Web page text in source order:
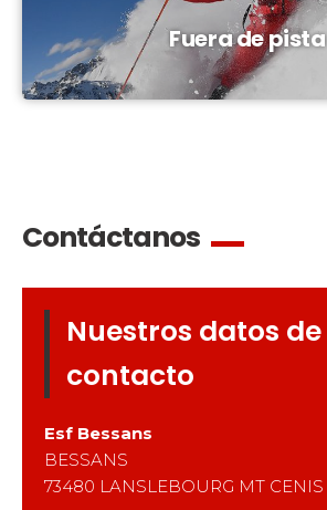
Fuera de pista
Nuestros datos de
contacto
Esf Bessans
BESSANS
73480 LANSLEBOURG MT CENIS
Contáctanos